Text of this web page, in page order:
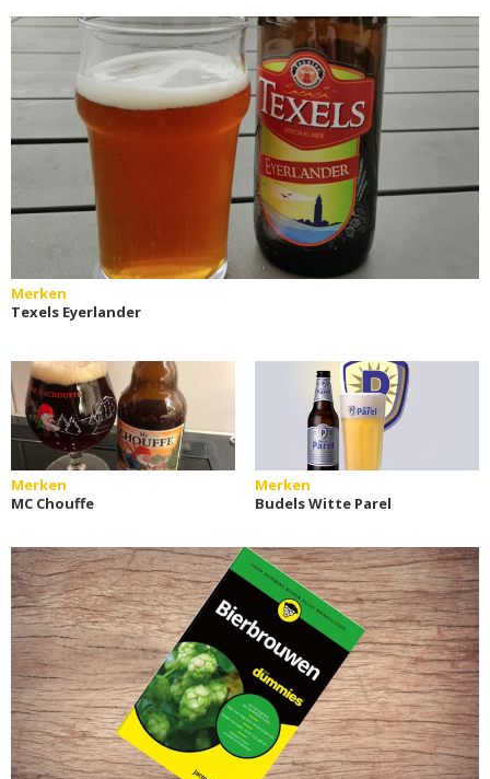
Merken
Texels Eyerlander
Merken
MC Chouffe
Merken
Budels Witte Parel